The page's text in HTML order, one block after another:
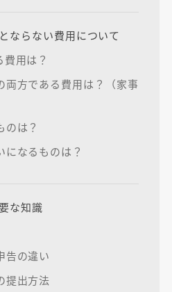
ならない費用について
用は？
両方である費用は？（家事
のは？
なるものは？
な知識
告の違い
提出方法